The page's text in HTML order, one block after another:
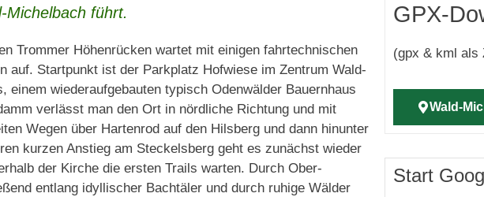
Michelbach führt.
Trommer Höhenrücken wartet mit einigen fahrtechnischen
auf. Startpunkt ist der Parkplatz Hofwiese im Zentrum Wald-
einem wiederaufgebauten typisch Odenwälder Bauernhaus
verlässt man den Ort in nördliche Richtung und mit
Wegen über Hartenrod auf den Hilsberg und dann hinunter
kurzen Anstieg am Steckelsberg geht es zunächst wieder
der Kirche die ersten Trails warten. Durch Ober-
entlang idyllischer Bachtäler und durch ruhige Wälder
GPX-
(gpx & kml als
Wald-
Start